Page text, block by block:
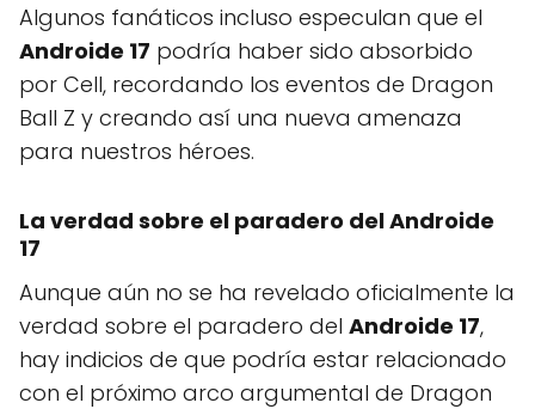
Algunos fanáticos incluso especulan que el
Androide 17 podría haber sido absorbido
por Cell, recordando los eventos de Dragon
Ball Z y creando así una nueva amenaza
para nuestros héroes.
La verdad sobre el paradero del Androide
17
Aunque aún no se ha revelado oficialmente la
verdad sobre el paradero del Androide 17,
hay indicios de que podría estar relacionado
con el próximo arco argumental de Dragon